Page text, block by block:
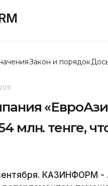
Закон и порядок
млн. тенге,
КАЗИНФОРМ -